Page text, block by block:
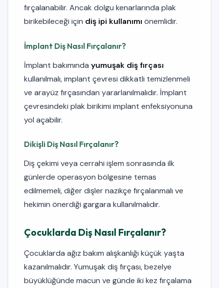
fırçalanabilir. Ancak dolgu kenarlarında plak
birikebileceği için diş ipi kullanımı önemlidir.
İmplant Diş Nasıl Fırçalanır?
İmplant bakımında yumuşak diş fırçası
kullanılmalı, implant çevresi dikkatli temizlenmeli
ve arayüz fırçasından yararlanılmalıdır. İmplant
çevresindeki plak birikimi implant enfeksiyonuna
yol açabilir.
Dikişli Diş Nasıl Fırçalanır?
Diş çekimi veya cerrahi işlem sonrasında ilk
günlerde operasyon bölgesine temas
edilmemeli, diğer dişler nazikçe fırçalanmalı ve
hekimin önerdiği gargara kullanılmalıdır.
Çocuklarda Diş Nasıl Fırçalanır?
Çocuklarda ağız bakım alışkanlığı küçük yaşta
kazanılmalıdır. Yumuşak diş fırçası, bezelye
büyüklüğünde macun ve günde iki kez fırçalama